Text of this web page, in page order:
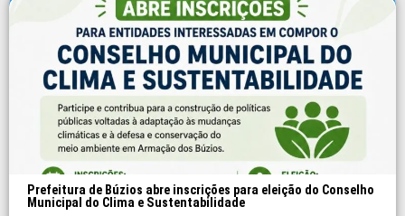
Prefeitura de Búzios abre inscrições para eleição do Conselho
Municipal do Clima e Sustentabilidade